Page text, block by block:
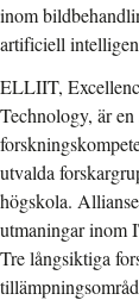
inom
artificiell
ELLIIT,
Technology, är
utvalda
högskola.
utmaningar inom
Tre långsiktiga